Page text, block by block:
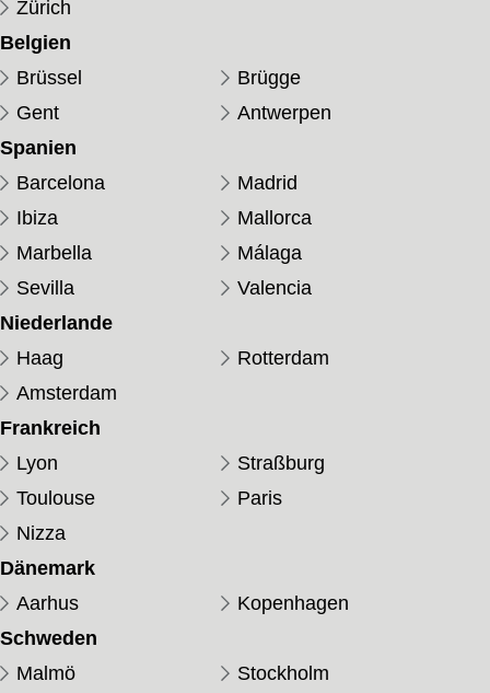
Zürich
Belgien
Brüssel
Brügge
Gent
Antwerpen
Spanien
Barcelona
Madrid
Ibiza
Mallorca
Marbella
Málaga
Sevilla
Valencia
Niederlande
Haag
Rotterdam
Amsterdam
Frankreich
Lyon
Straßburg
Toulouse
Paris
Nizza
Dänemark
Aarhus
Kopenhagen
Schweden
Malmö
Stockholm